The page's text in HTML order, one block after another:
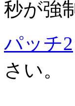
秒が強
パッチ2
さい。